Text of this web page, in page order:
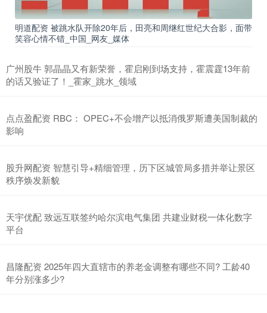
明道配资 被跳水队开除20年后，田亮和周继红世纪大合影，面带
笑容心情不错_中国_网友_媒体
广州股牛 郭晶晶又有新荣誉，霍启刚到场支持，霍震霆13年前
的话又验证了！_霍家_跳水_领域
点点盈配资 RBC： OPEC+不会增产以抵消俄罗斯遭美国制裁的
影响
股升网配资 智慧引导+精细管理，历下区城管局多措并举让景区
秩序焕发新貌
天宇优配 致远互联签约哈尔滨电气集团 共建业财税一体化数字
平台
昌隆配资 2025年四大直辖市的养老金调整有哪些不同? 工龄40
年分别涨多少?